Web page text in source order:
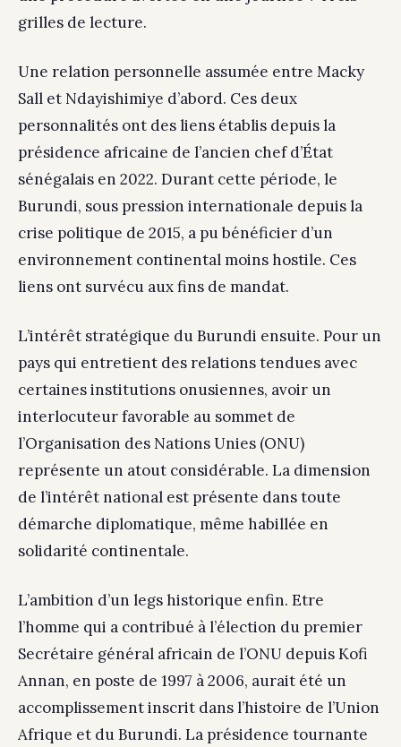
grilles de lecture.
Une relation personnelle assumée entre Macky
Sall et Ndayishimiye d’abord. Ces deux
personnalités ont des liens établis depuis la
présidence africaine de l’ancien chef d’État
sénégalais en 2022. Durant cette période, le
Burundi, sous pression internationale depuis la
crise politique de 2015, a pu bénéficier d’un
environnement continental moins hostile. Ces
liens ont survécu aux fins de mandat.
L’intérêt stratégique du Burundi ensuite. Pour un
pays qui entretient des relations tendues avec
certaines institutions onusiennes, avoir un
interlocuteur favorable au sommet de
l’Organisation des Nations Unies (ONU)
représente un atout considérable. La dimension
de l’intérêt national est présente dans toute
démarche diplomatique, même habillée en
solidarité continentale.
L’ambition d’un legs historique enfin. Etre
l’homme qui a contribué à l’élection du premier
Secrétaire général africain de l’ONU depuis Kofi
Annan, en poste de 1997 à 2006, aurait été un
accomplissement inscrit dans l’histoire de l’Union
Afrique et du Burundi. La présidence tournante